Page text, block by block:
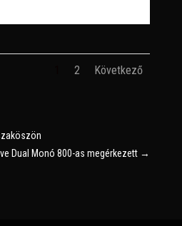
2 Következő
Dual Monó 800-as megérkezett →